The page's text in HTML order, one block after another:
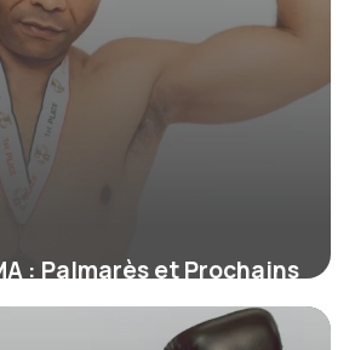
: Palmarès et Prochains